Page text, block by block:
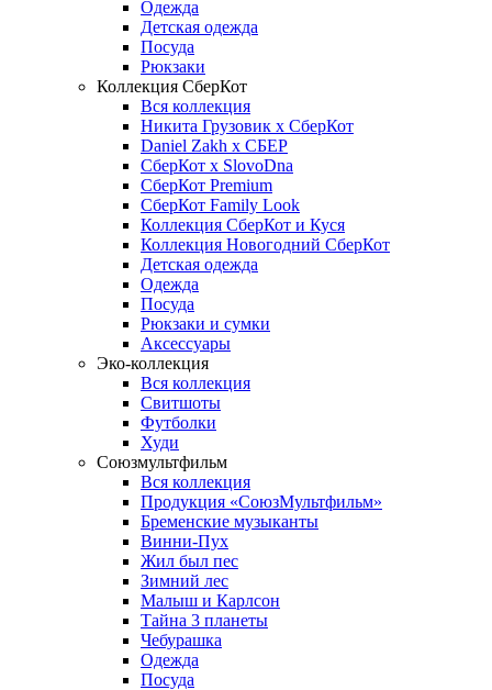
Одежда
Детская одежда
Посуда
Рюкзаки
Коллекция СберКот
Вся коллекция
Никита Грузовик х СберКот
Daniel Zakh x СБЕР
СберКот x SlovoDna
СберКот Premium
СберКот Family Look
Коллекция СберКот и Куся
Коллекция Новогодний СберКот
Детская одежда
Одежда
Посуда
Рюкзаки и сумки
Аксессуары
Эко-коллекция
Вся коллекция
Свитшоты
Футболки
Худи
Союзмультфильм
Вся коллекция
Продукция «СоюзМультфильм»
Бременские музыканты
Винни-Пух
Жил был пес
Зимний лес
Малыш и Карлсон
Тайна 3 планеты
Чебурашка
Одежда
Посуда